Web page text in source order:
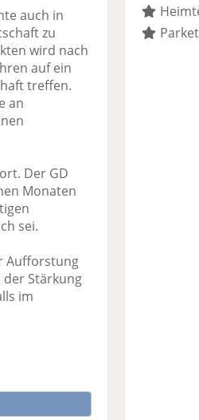
auch in
zu
wird nach
auf ein
treffen.
an
Der GD
Monaten
sei.
Aufforstung
Stärkung
im